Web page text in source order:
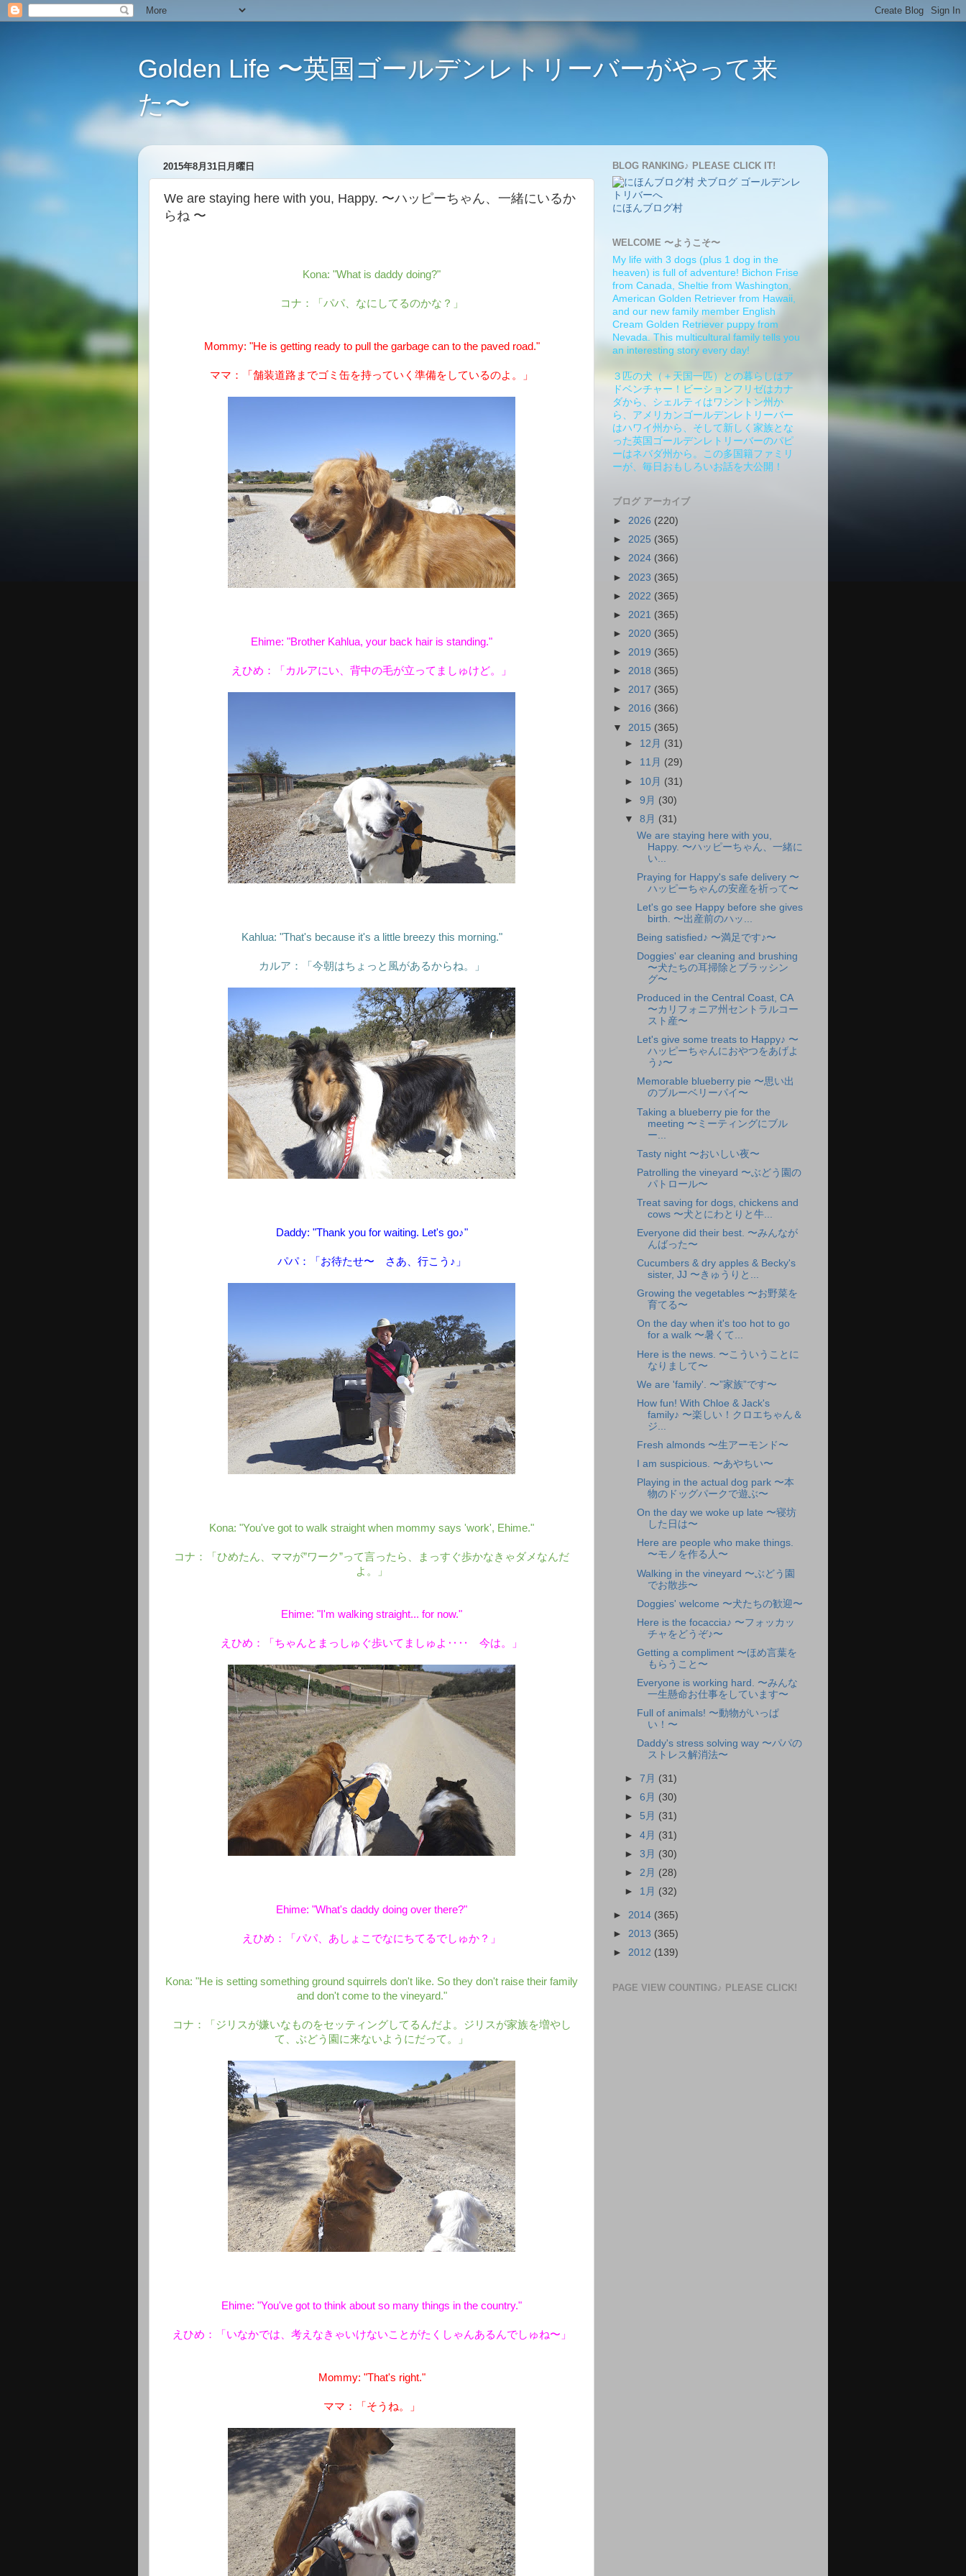
Golden Life 〜英国ゴールデンレトリーバーがやって来
た〜
2015年8月31日月曜日
We are staying here with you, Happy. 〜ハッピーちゃん、一緒にいるか
らね 〜
Kona: "What is daddy doing?"
コナ：「パパ、なにしてるのかな？」
Mommy: "He is getting ready to pull the garbage can to the paved road."
ママ：「舗装道路までゴミ缶を持っていく準備をしているのよ。」
Ehime: "Brother Kahlua, your back hair is standing."
えひめ：「カルアにい、背中の毛が立ってましゅけど。」
Kahlua: "That's because it's a little breezy this morning."
カルア：「今朝はちょっと風があるからね。」
Daddy: "Thank you for waiting. Let's go♪"
パパ：「お待たせ〜 さあ、行こう♪」
Kona: "You've got to walk straight when mommy says 'work', Ehime."
コナ：「ひめたん、ママが”ワーク”って言ったら、まっすぐ歩かなきゃダメなんだ
よ。」
Ehime: "I'm walking straight... for now."
えひめ：「ちゃんとまっしゅぐ歩いてましゅよ‥‥ 今は。」
Ehime: "What's daddy doing over there?"
えひめ：「パパ、あしょこでなにちてるでしゅか？」
Kona: "He is setting something ground squirrels don't like. So they don't raise their family
and don't come to the vineyard."
コナ：「ジリスが嫌いなものをセッティングしてるんだよ。ジリスが家族を増やし
て、ぶどう園に来ないようにだって。」
Ehime: "You've got to think about so many things in the country."
えひめ：「いなかでは、考えなきゃいけないことがたくしゃんあるんでしゅね〜」
Mommy: "That's right."
ママ：「そうね。」
BLOG RANKING♪ PLEASE CLICK IT!
にほんブログ村
WELCOME 〜ようこそ〜
My life with 3 dogs (plus 1 dog in the
heaven) is full of adventure! Bichon Frise
from Canada, Sheltie from Washington,
American Golden Retriever from Hawaii,
and our new family member English
Cream Golden Retriever puppy from
Nevada. This multicultural family tells you
an interesting story every day!
３匹の犬（＋天国一匹）との暮らしはア
ドベンチャー！ビーションフリゼはカナ
ダから、シェルティはワシントン州か
ら、アメリカンゴールデンレトリーバー
はハワイ州から、そして新しく家族とな
った英国ゴールデンレトリーバーのパピ
ーはネバダ州から。この多国籍ファミリ
ーが、毎日おもしろいお話を大公開！
ブログ アーカイブ
► 2026 (220)
► 2025 (365)
► 2024 (366)
► 2023 (365)
► 2022 (365)
► 2021 (365)
► 2020 (365)
► 2019 (365)
► 2018 (365)
► 2017 (365)
► 2016 (366)
▼ 2015 (365)
► 12月 (31)
► 11月 (29)
► 10月 (31)
►9月 (30)
▼8月 (31)
We are staying here with you,
Happy. 〜ハッピーちゃん、一緒に
い...
Praying for Happy's safe delivery 〜
ハッピーちゃんの安産を祈って〜
Let's go see Happy before she gives
birth. 〜出産前のハッ...
Being satisfied♪ 〜満足です♪〜
Doggies' ear cleaning and brushing
〜犬たちの耳掃除とブラッシン
グ〜
Produced in the Central Coast, CA
〜カリフォニア州セントラルコー
スト産〜
Let's give some treats to Happy♪ 〜
ハッピーちゃんにおやつをあげよ
う♪〜
Memorable blueberry pie 〜思い出
のブルーベリーパイ〜
Taking a blueberry pie for the
meeting 〜ミーティングにブル
ー...
Tasty night 〜おいしい夜〜
Patrolling the vineyard 〜ぶどう園の
パトロール〜
Treat saving for dogs, chickens and
cows 〜犬とにわとりと牛...
Everyone did their best. 〜みんなが
んばった〜
Cucumbers & dry apples & Becky's
sister, JJ 〜きゅうりと...
Growing the vegetables 〜お野菜を
育てる〜
On the day when it's too hot to go
for a walk 〜暑くて...
Here is the news. 〜こういうことに
なりまして〜
We are 'family'. 〜”家族”です〜
How fun! With Chloe & Jack's
family♪ 〜楽しい！クロエちゃん＆
ジ...
Fresh almonds 〜生アーモンド〜
I am suspicious. 〜あやちい〜
Playing in the actual dog park 〜本
物のドッグパークで遊ぶ〜
On the day we woke up late 〜寝坊
した日は〜
Here are people who make things.
〜モノを作る人〜
Walking in the vineyard 〜ぶどう園
でお散歩〜
Doggies' welcome 〜犬たちの歓迎〜
Here is the focaccia♪ 〜フォッカッ
チャをどうぞ♪〜
Getting a compliment 〜ほめ言葉を
もらうこと〜
Everyone is working hard. 〜みんな
一生懸命お仕事をしています〜
Full of animals! 〜動物がいっぱ
い！〜
Daddy's stress solving way 〜パパの
ストレス解消法〜
►7月 (31)
►6月 (30)
► 5月 (31)
►4月 (31)
►3月 (30)
► 2月 (28)
► 1月 (32)
► 2014 (365)
► 2013 (365)
► 2012 (139)
PAGE VIEW COUNTING♪ PLEASE CLICK!